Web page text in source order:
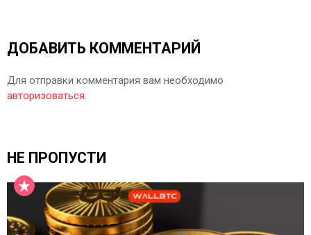
ДОБАВИТЬ КОММЕНТАРИЙ
Для отправки комментария вам необходимо
авторизоваться.
НЕ ПРОПУСТИ